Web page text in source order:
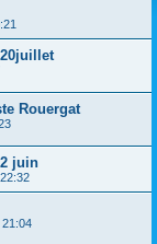
Rouergat
juin